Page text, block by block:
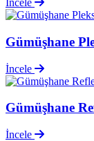
İncele
Gümüşhane
İncele
Gümüşhane
İncele